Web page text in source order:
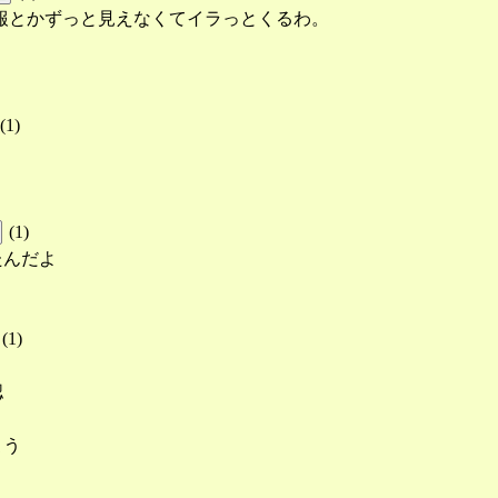
かずっと見えなくてイラっとくるわ。
(1)
(1)
だよ
(1)